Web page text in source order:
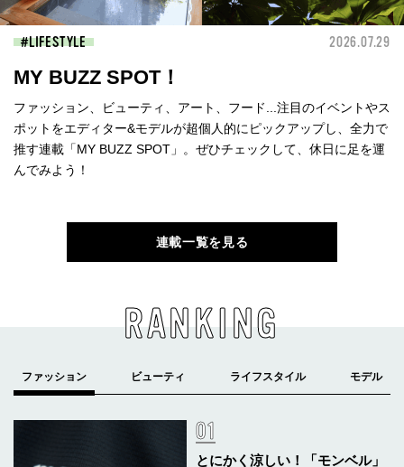
LIFESTYLE 2026.07.29
MY BUZZ SPOT！
ファッション、ビューティ、アート、フード...注目のイベントやス
ポットをエディター&モデルが超個人的にピックアップし、全力で
推す連載「MY BUZZ SPOT」。ぜひチェックして、休日に足を運
んでみよう！
連載一覧を見る
RANKING
とにかく涼しい！「モンベル」